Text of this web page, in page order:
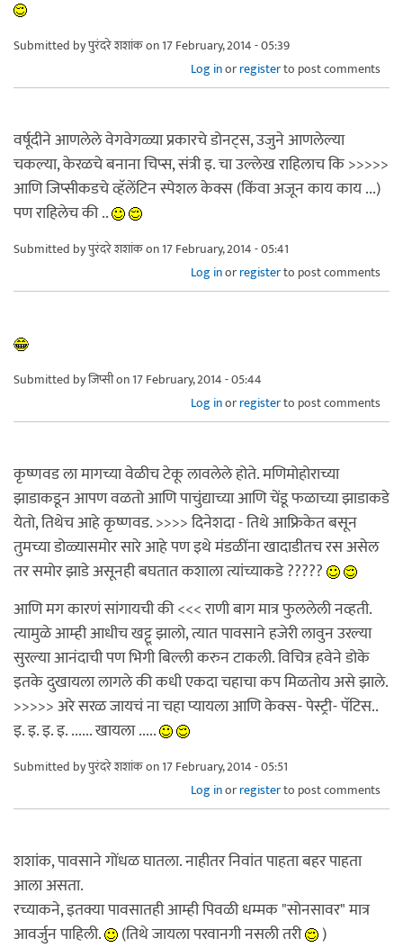
Submitted byपुरंदरे शशांकon 17 February, 2014 - 05:39
Log inorregisterto post comments
वर्षूदीने आणलेले वेगवेगळ्या प्रकारचे डोनट्स, उजुने आणलेल्या
चकल्या, केरळचे बनाना चिप्स, संत्री इ. चा उल्लेख राहिलाच कि >>>>>
आणि जिप्सीकडचे व्हॅलेंटिन स्पेशल केक्स (किंवा अजून काय काय ...)
पण राहिलेच की ..
Submitted byपुरंदरे शशांकon 17 February, 2014 - 05:41
Log inorregisterto post comments
Submitted byजिप्सीon 17 February, 2014 - 05:44
Log inorregisterto post comments
कृष्णवड ला मागच्या वेळीच टेकू लावलेले होते. मणिमोहोराच्या
झाडाकडून आपण वळतो आणि पाचुंद्याच्या आणि चेंडू फळाच्या झाडाकडे
येतो, तिथेच आहे कृष्णवड. >>>> दिनेशदा - तिथे आफ्रिकेत बसून
तुमच्या डोळ्यासमोर सारे आहे पण इथे मंडळींना खादाडीतच रस असेल
तर समोर झाडे असूनही बघतात कशाला त्यांच्याकडे ?????
आणि मग कारणं सांगायची की <<< राणी बाग मात्र फुललेली नव्हती.
त्यामुळे आम्ही आधीच खट्टू झालो, त्यात पावसाने हजेरी लावुन उरल्या
सुरल्या आनंदाची पण भिगी बिल्ली करुन टाकली. विचित्र हवेने डोके
इतके दुखायला लागले की कधी एकदा चहाचा कप मिळतोय असे झाले.
>>>>> अरे सरळ जायचं ना चहा प्यायला आणि केक्स- पेस्ट्री- पॅटिस..
इ. इ. इ. इ. ...... खायला .....
Submitted byपुरंदरे शशांकon 17 February, 2014 - 05:51
Log inorregisterto post comments
शशांक, पावसाने गोंधळ घातला. नाहीतर निवांत पाहता बहर पाहता
आला असता.
रच्याकने, इतक्या पावसातही आम्ही पिवळी धम्मक "सोनसावर" मात्र
आवर्जुन पाहिली.
(तिथे जायला परवानगी नसली तरी )